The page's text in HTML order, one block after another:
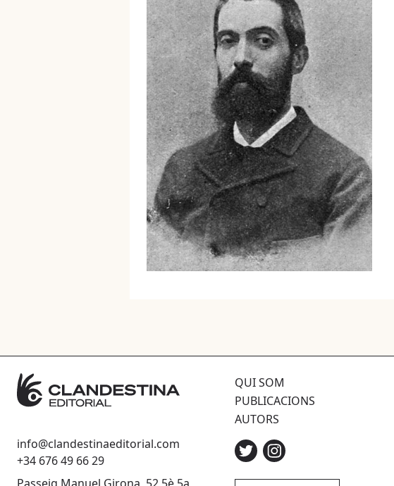
info@clandestinaeditorial.com
+34 676 49 66 29
QUI SOM
PUBLICACIONS
AUTORS